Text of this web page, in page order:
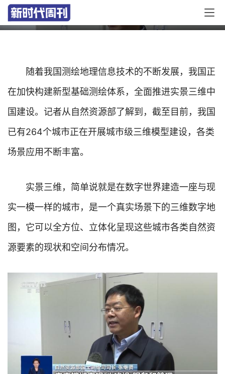
建？一文读懂→
随着我国测绘地理信息技术的不断发展，我国正
在加快构建新型基础测绘体系，全面推进实景三维中
国建设。记者从自然资源部了解到，截至目前，我国
已有264个城市正在开展城市级三维模型建设，各类
场景应用不断丰富。
实景三维，简单说就是在数字世界建造一座与现
实一模一样的城市，是一个真实场景下的三维数字地
图，它可以全方位、立体化呈现这些城市各类自然资
源要素的现状和空间分布情况。